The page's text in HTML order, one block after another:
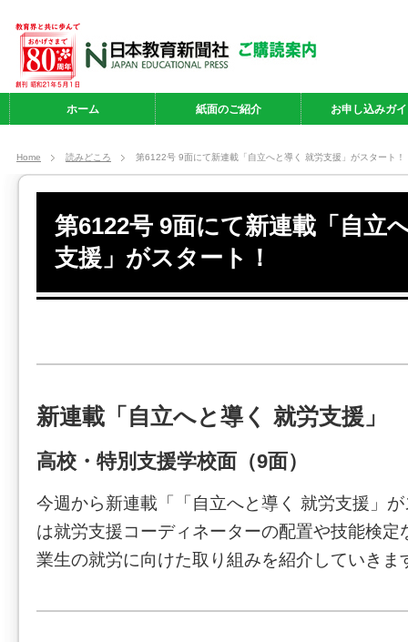
ホーム 紙面のご紹介 お申し込みガ
Home 読みどころ 第6122号 9面にて新連載「自立へと導く 就労支援」がスタート！
第6122号 9面にて新連載「自立
支援」がスタート！
新連載「自立へと導く 就労支援」
高校・特別支援学校面（9面）
今週から新連載「「自立へと導く 就労支援」
は就労支援コーディネーターの配置や技能検定
業生の就労に向けた取り組みを紹介していきま